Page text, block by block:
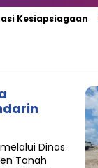
Dinas
Tanah